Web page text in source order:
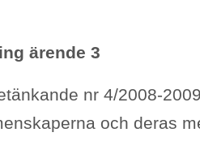
ärende 3
nr 4/2008-
och deras